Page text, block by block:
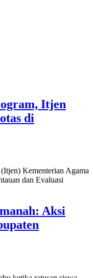
Itjen
di
Kementerian Agama
dan Evaluasi
Aksi